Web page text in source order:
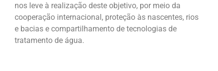
nos leve à realização deste objetivo, por meio da
cooperação internacional, proteção às nascentes, rios
e bacias e compartilhamento de tecnologias de
tratamento de água.